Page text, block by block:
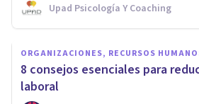
Upad Psicología Y Coaching
ORGANIZACIONES, RECURSOS
8 consejos esenciales para
laboral
ORGANIZACIONES, RECURSOS
Coaching para
qué consiste y
beneficios?